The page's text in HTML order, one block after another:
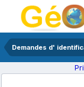
Demandes d'